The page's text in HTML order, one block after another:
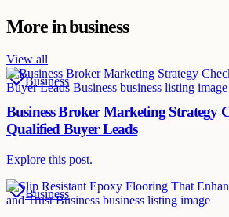
More inbusiness
View all
Business
Business Broker Marketing Strategy
Qualified Buyer Leads
Explore this post.
Business